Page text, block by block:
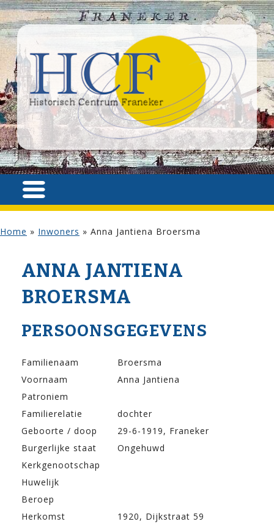
Home » Inwoners » Anna Jantiena Broersma
ANNA JANTIENA
BROERSMA
PERSOONSGEGEVENS
Familienaam
Broersma
Voornaam
Anna Jantiena
Patroniem
Familierelatie
dochter
Geboorte / doop
29-6-1919, Franeker
Burgerlijke staat
Ongehuwd
Kerkgenootschap
Huwelijk
Beroep
Herkomst
1920, Dijkstraat 59